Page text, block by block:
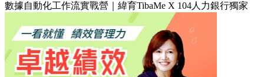
數據自動化工作流實戰營｜緯育TibaMe X 104人力銀行獨家